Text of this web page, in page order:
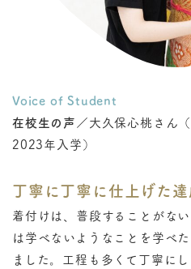
Voice of Student
在校生の声／大久保心桃さん
2023年入学）
丁寧に丁寧に仕上げた
着付けは、普段することがな
は学べないようなことを学べ
ました。工程も多くて丁寧に